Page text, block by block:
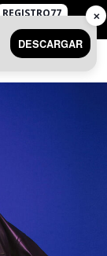
REGISTRO77
DESCARGAR
✕